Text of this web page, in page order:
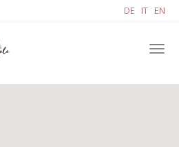
DE IT EN